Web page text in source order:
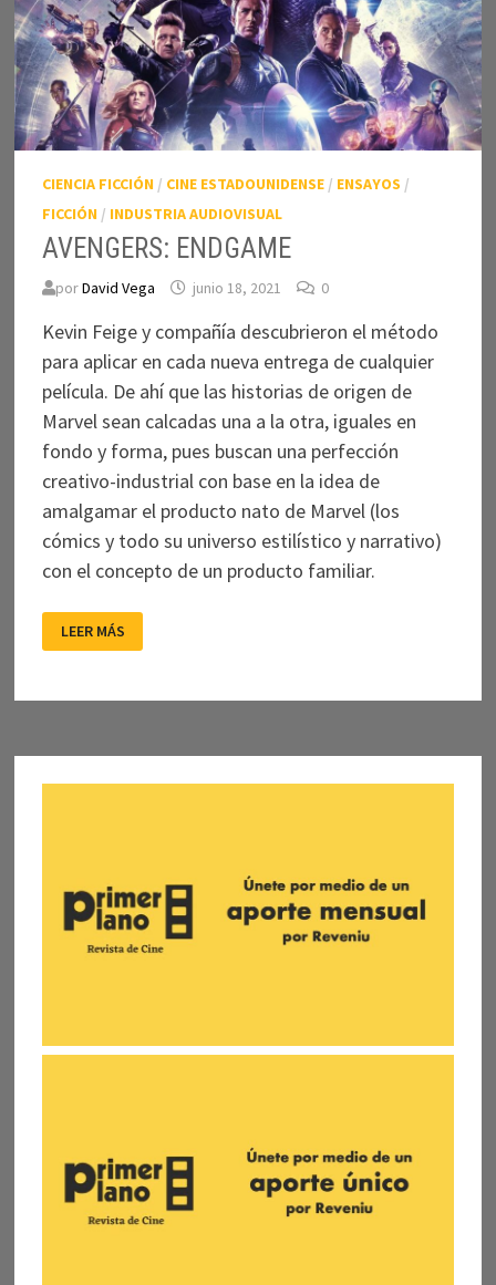
CIENCIA FICCIÓN / CINE ESTADOUNIDENSE/ ENSAYOS /
FICCIÓN / INDUSTRIA AUDIOVISUAL
AVENGERS: ENDGAME
porDavid Vega junio 18, 2021 0
Kevin Feige y compañía descubrieron el método
para aplicar en cada nueva entrega de cualquier
película. De ahí que las historias de origen de
Marvel sean calcadas una a la otra, iguales en
fondo y forma, pues buscan una perfección
creativo-industrial con base en la idea de
amalgamar el producto nato de Marvel (los
cómics y todo su universo estilístico y narrativo)
con el concepto de un producto familiar.
AVENGERS:
ENDGAME
LEER MÁS